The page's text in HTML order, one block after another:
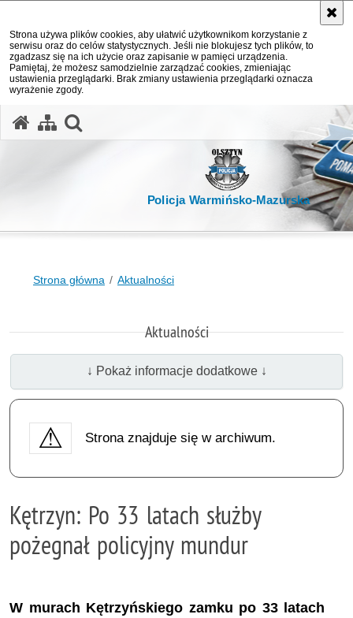
Strona używa plików cookies, aby ułatwić użytkownikom korzystanie z
serwisu oraz do celów statystycznych. Jeśli nie blokujesz tych plików, to
zgadzasz się na ich użycie oraz zapisanie w pamięci urządzenia.
Pamiętaj, że możesz samodzielnie zarządzać cookies, zmieniając
ustawienia przeglądarki. Brak zmiany ustawienia przeglądarki oznacza
wyrażenie zgody.
Policja Warmińsko-Mazurska
Strona główna Aktualności
Aktualności
↓ Pokaż informacje dodatkowe ↓
Strona znajduje się w archiwum.
Kętrzyn: Po 33 latach służby
pożegnał policyjny mundur
W murach Kętrzyńskiego zamku po 33 latach